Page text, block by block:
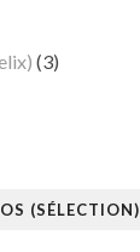
(3)
(SÉLECTION)